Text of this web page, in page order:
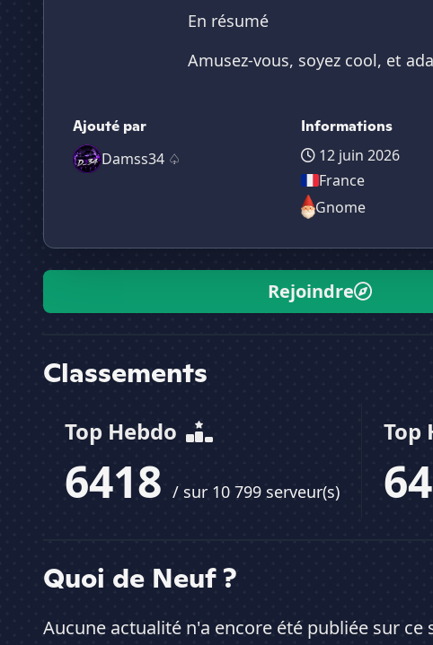
En résumé
Amusez-vous, soyez cool, et
Ajouté par
Damss34 ♤
Informations
12 juin 2026
France
Gnome
Rejoindre
Classements
Top Hebdo
6418 / sur 10 799 serveur(s)
Top
Quoi de Neuf ?
Aucune actualité n'a encore été publiée sur ce